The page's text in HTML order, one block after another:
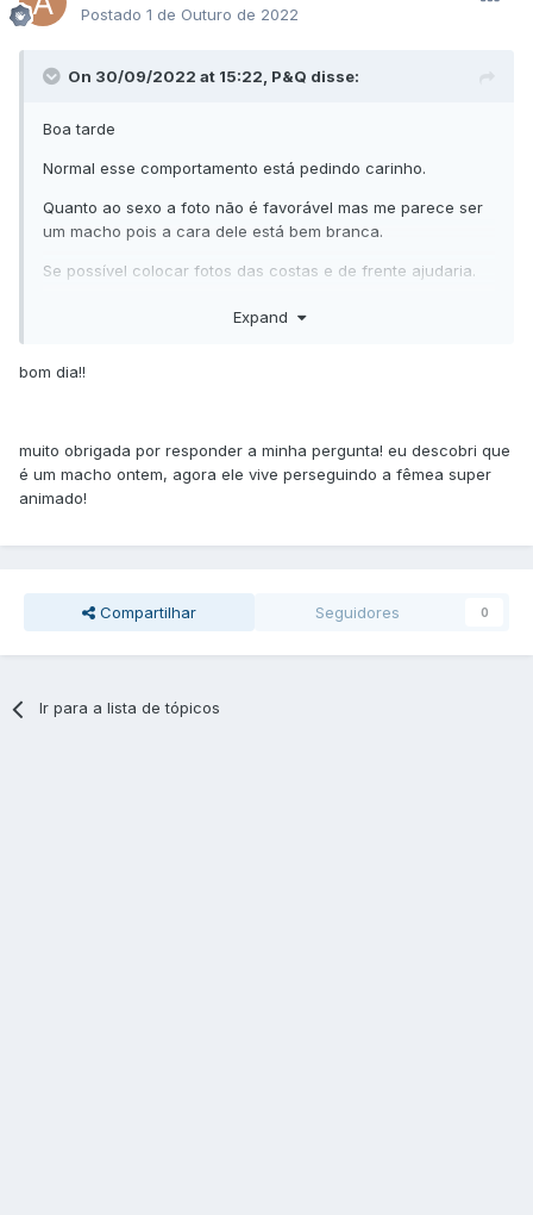
Postado 1 de Outuro de 2022
On 30/09/2022 at 15:22, P&Q disse:
Boa tarde
Normal esse comportamento está pedindo carinho.
Quanto ao sexo a foto não é favorável mas me parece ser
um macho pois a cara dele está bem branca.
Se possível colocar fotos das costas e de frente ajudaria.
Expand
bom dia!!
muito obrigada por responder a minha pergunta! eu descobri que
é um macho ontem, agora ele vive perseguindo a fêmea super
animado!
Compartilhar Seguidores 0
Ir para a lista de tópicos